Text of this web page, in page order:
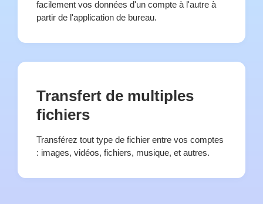
facilement vos données d'un compte à l'autre à
partir de l'application de bureau.
Transfert de multiples
fichiers
Transférez tout type de fichier entre vos comptes
: images, vidéos, fichiers, musique, et autres.